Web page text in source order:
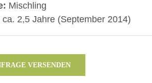
Mischling
ca. 2,5 Jahre (September 2014)
VERSENDEN